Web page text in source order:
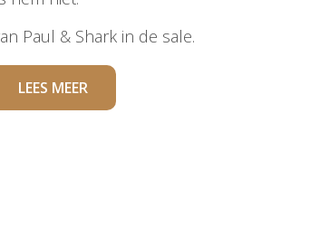
Paul & Shark in de sale.
LEES MEER